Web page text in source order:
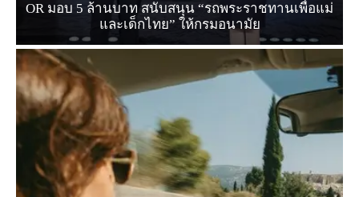
OR มอบ 5 ล้านบาท สนับสนุน “รถพระราชทานเพื่อแม่
และเด็กไทย” ให้กรมอนามัย